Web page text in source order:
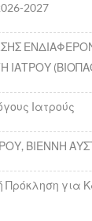
2027
ΙΑΤΡΟΥ
Ιατρούς
ΒΙΕΝΝΗ
για